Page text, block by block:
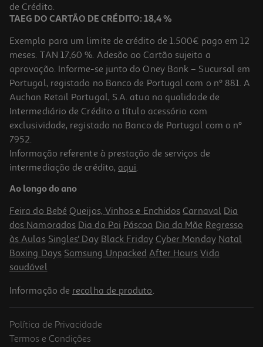
-10%
Livro Para Sempre Didi Plums Cultura Editora
11.61 €/un
PVP de editor
11,61 €
-10%
de Crédito.
TAEG DO CARTÃO DE CRÉDITO: 18,4 %
Exemplo para um limite de crédito de 1.500€ pago em 12
meses. TAN 17,60 %. Adesão ao Cartão sujeita a
aprovação. Informe-se junto do Oney Bank – Sucursal em
Portugal, registado no Banco de Portugal com o nº 881. A
Auchan Retail Portugal, S.A. atua na qualidade de
Intermediário de Crédito a título acessório com
exclusividade, registado no Banco de Portugal com o nº
7952.
Informação referente à prestação de serviços de
intermediação de crédito, aqui.
Ao longo do ano
Feira do Bebé Queijos, Vinhos e Enchidos Carnaval Dia
dos Namorados Dia do Pai Páscoa Dia da Mãe Regresso
às Aulas Singles' Day Black Friday Cyber Monday Natal
Boxing Days Samsung Unpacked After Hours Vida
saudável
Informação de recolha de produto.
Política de Privacidade
Termos e Condições